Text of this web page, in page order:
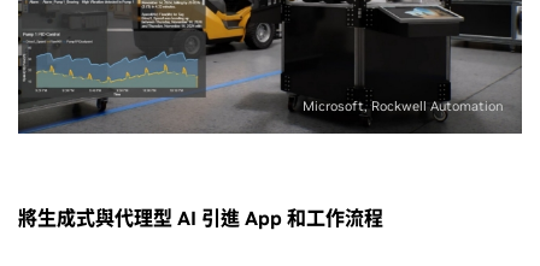
Microsoft, Rockwell Automation
將生成式與代理型 AI 引進 App 和工作流程